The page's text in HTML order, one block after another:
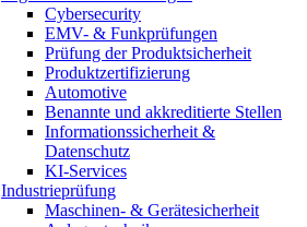
Cybersecurity
EMV- & Funkprüfungen
Prüfung der Produktsicherheit
Produktzertifizierung
Automotive
Benannte und akkreditierte Stellen
Informationssicherheit &
Datenschutz
KI-Services
Industrieprüfung
Maschinen- & Gerätesicherheit